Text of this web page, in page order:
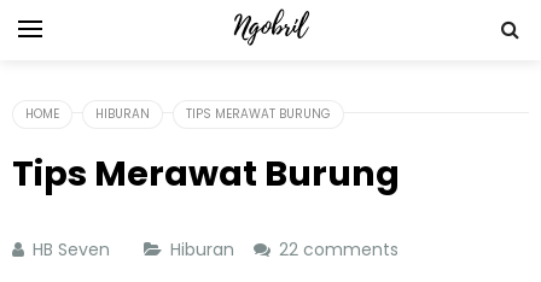
HOME HIBURAN TIPS MERAWAT BURUNG
Tips Merawat Burung
HB Seven Hiburan 22 comments